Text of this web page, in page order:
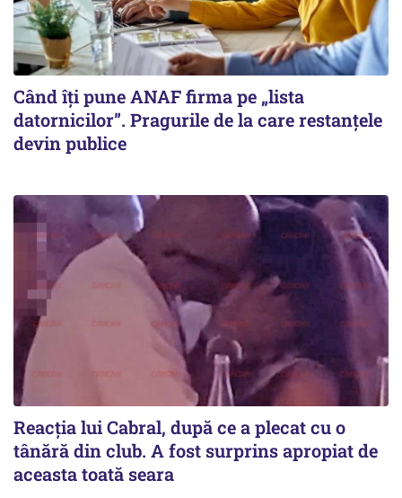
Când îți pune ANAF firma pe „lista
datornicilor”. Pragurile de la care restanțele
devin publice
Reacția lui Cabral, după ce a plecat cu o
tânără din club. A fost surprins apropiat de
aceasta toată seara